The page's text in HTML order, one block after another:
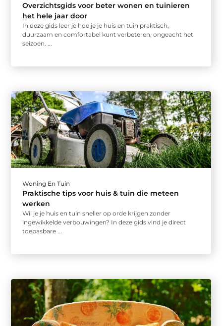
Overzichtsgids voor beter wonen en tuinieren
het hele jaar door
In deze gids leer je hoe je je huis en tuin praktisch,
duurzaam en comfortabel kunt verbeteren, ongeacht het
seizoen. ...
Woning En Tuin
Praktische tips voor huis & tuin die meteen
werken
Wil je je huis en tuin sneller op orde krijgen zonder
ingewikkelde verbouwingen? In deze gids vind je direct
toepasbare ...